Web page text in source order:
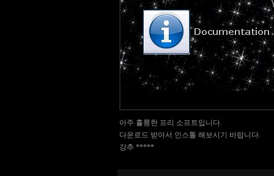
아주 휼륭한 프리 소프트입니다.
다운로드 받아서 인스톨 해보시기 바랍니다.
강추 *****